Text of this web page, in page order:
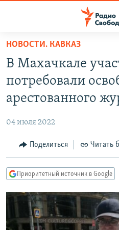
упрощенного
доступа
основному
Вернутся
Вернутся
поиску
ПОДКАСТЫ
АВТОРСКИЕ ПРОЕКТЫ
МНЕНИЯ
КУЛЬТУРА
КАВКАЗ.РЕАЛИИ
СЕВЕР.РЕАЛИИ
СИБИРЬ.РЕАЛИИ
НОВОСТИ. КАВКАЗ
В Махачкале
потребовали
арестованного
04 июля 2022
Поделиться Читать
Приоритетный источник в Google